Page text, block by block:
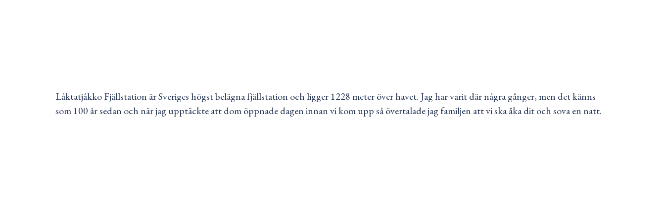
Låktatjåkko Fjällstation är Sveriges högst belägna fjällstation och ligger 1228 meter över havet. Jag har varit där några gånger, men det känns
som 100 år sedan och när jag upptäckte att dom öppnade dagen innan vi kom upp så övertalade jag familjen att vi ska åka dit och sova en natt.